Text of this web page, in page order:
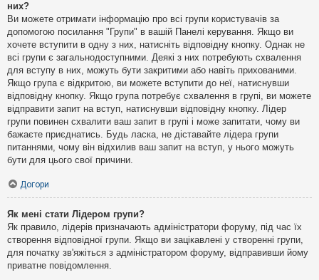
них?
Ви можете отримати інформацію про всі групи користувачів за
допомогою посилання "Групи" в вашій Панелі керування. Якщо ви
хочете вступити в одну з них, натисніть відповідну кнопку. Однак не
всі групи є загальнодоступними. Деякі з них потребують схвалення
для вступу в них, можуть бути закритими або навіть прихованими.
Якщо група є відкритою, ви можете вступити до неї, натиснувши
відповідну кнопку. Якщо група потребує схвалення в групі, ви можете
відправити запит на вступ, натиснувши відповідну кнопку. Лідер
групи повинен схвалити ваш запит в групі і може запитати, чому ви
бажаєте приєднатись. Будь ласка, не діставайте лідера групи
питаннями, чому він відхилив ваш запит на вступ, у нього можуть
бути для цього свої причини.
Догори
Як мені стати Лідером групи?
Як правило, лідерів призначають адміністратори форуму, під час їх
створення відповідної групи. Якщо ви зацікавлені у створенні групи,
для початку зв'яжіться з адміністратором форуму, відправивши йому
приватне повідомлення.